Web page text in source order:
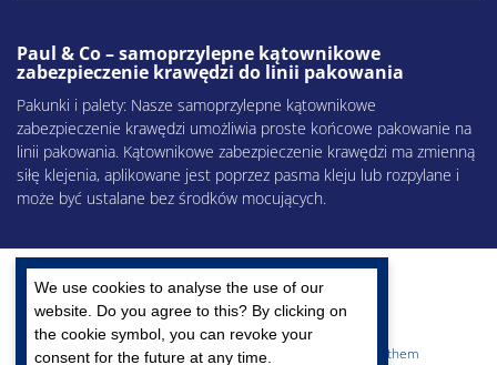
We use cookies to analyse the use of our
website. Do you agree to this? By clicking on
the cookie symbol, you can revoke your
consent for the future at any time.
Paul & Co – samoprzylepne kątownikowe
zabezpieczenie krawędzi do linii pakowania
Pakunki i palety: Nasze samoprzylepne kątownikowe
zabezpieczenie krawędzi umożliwia proste końcowe pakowanie na
linii pakowania. Kątownikowe zabezpieczenie krawędzi ma zmienną
siłę klejenia, aplikowane jest poprzez pasma kleju lub rozpylane i
może być ustalane bez środków mocujących.
Cores, Corrugated, Paper – We make more out of them